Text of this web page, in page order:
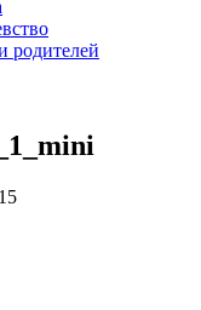
родителей